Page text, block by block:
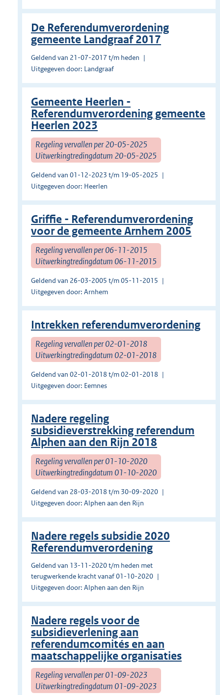
De Referendumverordening
gemeente Landgraaf 2017
Geldend van 21-07-2017 t/m heden
Uitgegeven door: Landgraaf
Gemeente Heerlen -
Referendumverordening gemeente
Heerlen 2023
Regeling vervallen per 20-05-2025
Uitwerkingtredingdatum 20-05-2025
Geldend van 01-12-2023 t/m 19-05-2025
Uitgegeven door: Heerlen
Griffie - Referendumverordening
voor de gemeente Arnhem 2005
Regeling vervallen per 06-11-2015
Uitwerkingtredingdatum 06-11-2015
Geldend van 26-03-2005 t/m 05-11-2015
Uitgegeven door: Arnhem
Intrekken referendumverordening
Regeling vervallen per 02-01-2018
Uitwerkingtredingdatum 02-01-2018
Geldend van 02-01-2018 t/m 02-01-2018
Uitgegeven door: Eemnes
Nadere regeling
subsidieverstrekking referendum
Alphen aan den Rijn 2018
Regeling vervallen per 01-10-2020
Uitwerkingtredingdatum 01-10-2020
Geldend van 28-03-2018 t/m 30-09-2020
Uitgegeven door: Alphen aan den Rijn
Nadere regels subsidie 2020
Referendumverordening
Geldend van 13-11-2020 t/m heden met
terugwerkende kracht vanaf 01-10-2020
Uitgegeven door: Alphen aan den Rijn
Nadere regels voor de
subsidieverlening aan
referendumcomités en aan
maatschappelijke organisaties
Regeling vervallen per 01-09-2023
Uitwerkingtredingdatum 01-09-2023